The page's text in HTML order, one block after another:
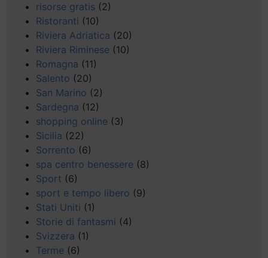
risorse gratis (2)
Ristoranti (10)
Riviera Adriatica (20)
Riviera Riminese (10)
Romagna (11)
Salento (20)
San Marino (2)
Sardegna (12)
shopping online (3)
Sicilia (22)
Sorrento (6)
spa centro benessere (8)
Sport (6)
sport e tempo libero (9)
Stati Uniti (1)
Storie di fantasmi (4)
Svizzera (1)
Terme (6)